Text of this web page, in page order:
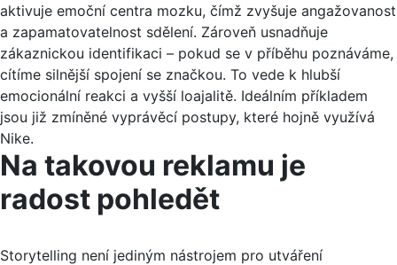
aktivuje emoční centra mozku, čímž zvyšuje angažovanost
a zapamatovatelnost sdělení. Zároveň usnadňuje
zákaznickou identifikaci – pokud se v příběhu poznáváme,
cítíme silnější spojení se značkou. To vede k hlubší
emocionální reakci a vyšší loajalitě. Ideálním příkladem
jsou již zmíněné vyprávěcí postupy, které hojně využívá
Nike.
Na takovou reklamu je
radost pohledět
Storytelling není jediným nástrojem pro utváření